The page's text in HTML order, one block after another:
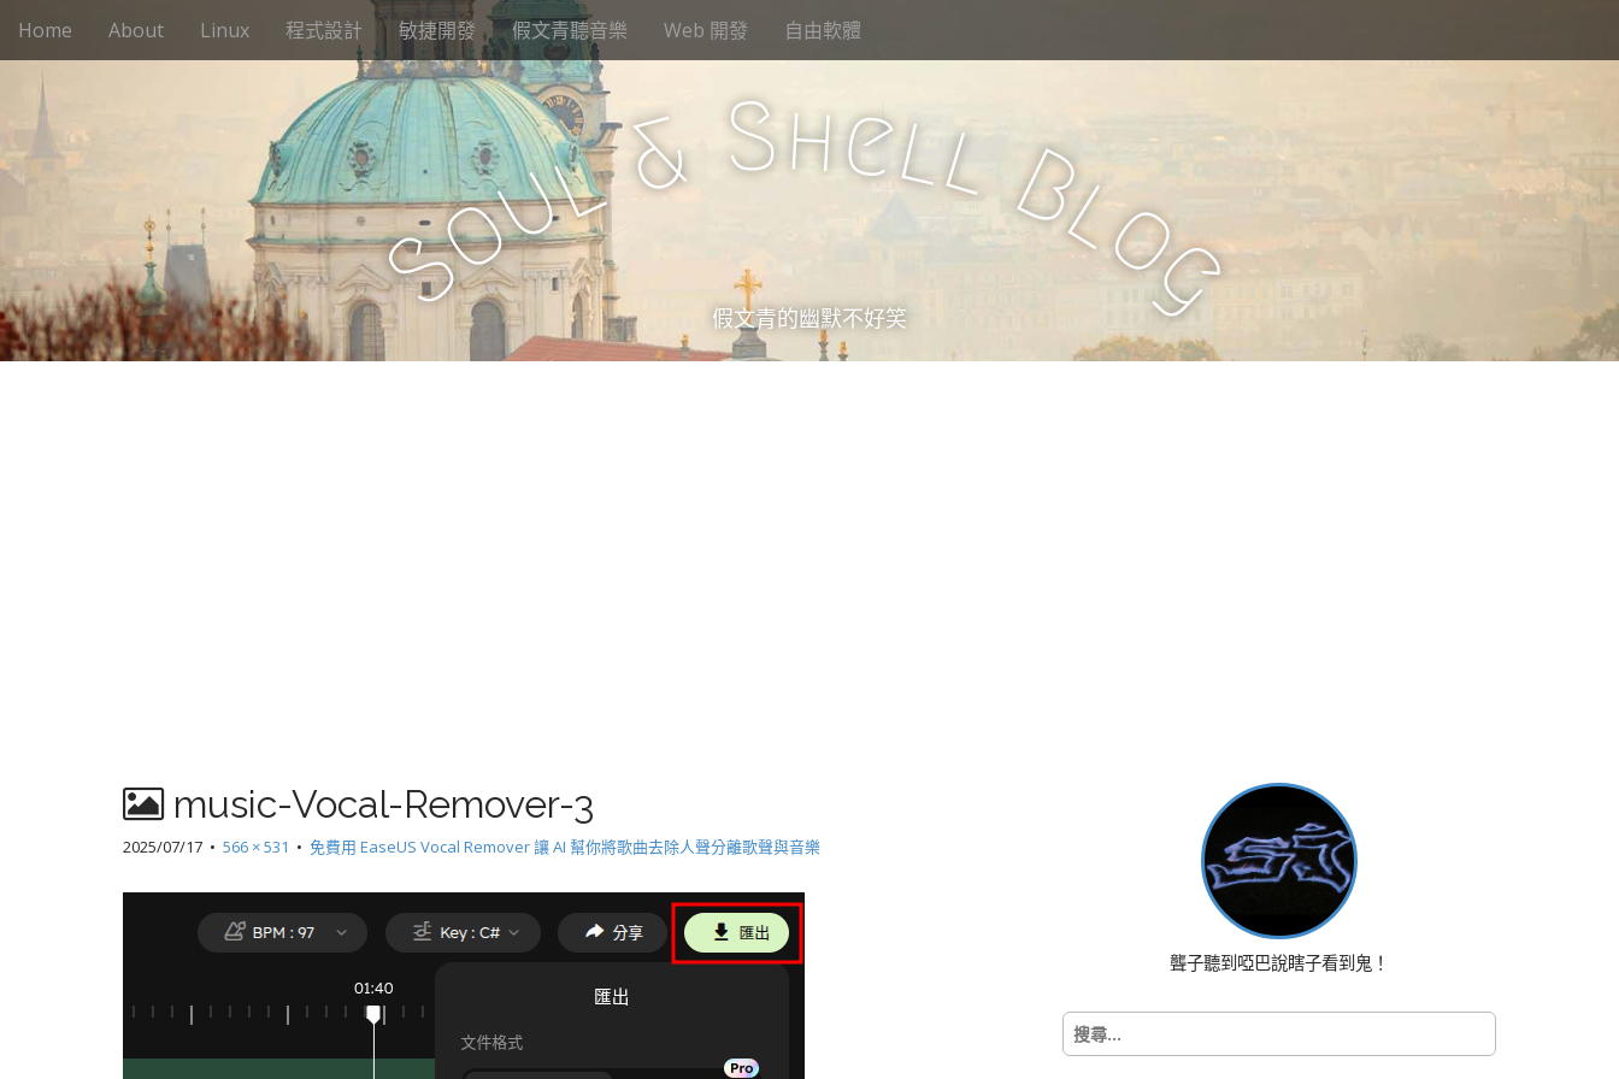
M
e
i
c
n
t
Home About Linux 程式設計 敏捷開發 假文青聽音樂 Web 開發 自由軟體
S
oul& Shell B
l
o
g
假文青的幽默不好笑
music-Vocal-Remover-3
2025/07/17 • 566 × 531 • 免費用 EaseUS Vocal Remover 讓 AI 幫你將歌曲去除人聲分離歌聲與音樂
聾子聽到啞巴說瞎子看到鬼！
搜
尋